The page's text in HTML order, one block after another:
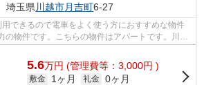
埼玉県 川越市月吉町6-27
できるので電車をよく使う方におすすめな物件
の物件です。こちらの物件はアパートです。川越
ことなら、地...
5.6万円 (管理費等：3,000円 )
敷金 1ヶ月 礼金 0ヶ月